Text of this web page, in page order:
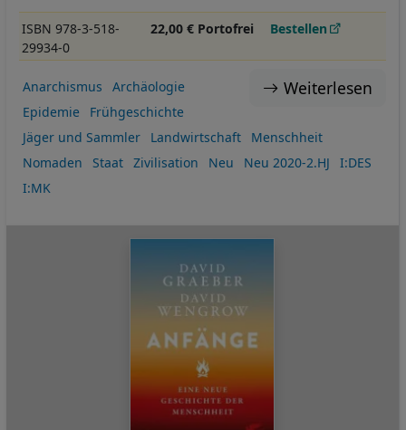
ISBN 978-3-518-
29934-0
22,00 € Portofrei Bestellen
Weiterlesen
Anarchismus
Archäologie
Epidemie
Frühgeschichte
Jäger und Sammler
Landwirtschaft
Menschheit
Nomaden
Staat Zivilisation Neu Neu 2020-2.HJ
I:DES
I:MK